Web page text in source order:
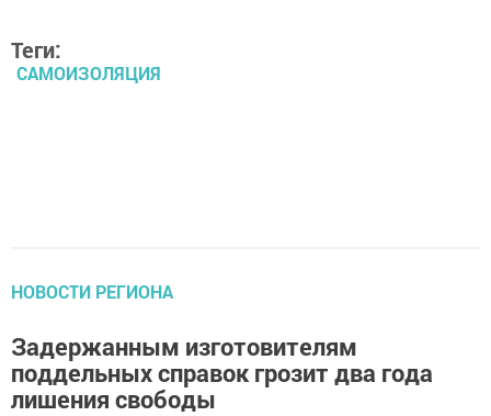
Теги:
САМОИЗОЛЯЦИЯ
НОВОСТИ РЕГИОНА
Задержанным изготовителям
поддельных справок грозит два года
лишения свободы